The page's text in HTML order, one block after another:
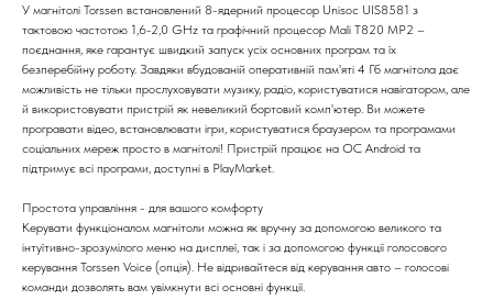
У магнітолі Torssen встановлений 8-ядерний процесор Unisoc UIS8581 з
тактовою частотою 1,6-2,0 GHz та графічний процесор Mali T820 MP2 –
поєднання, яке гарантує швидкий запуск усіх основних програм та їх
безперебійну роботу. Завдяки вбудованій оперативній пам'яті 4 Гб магнітола дає
можливість не тільки прослуховувати музику, радіо, користуватися навігатором, але
й використовувати пристрій як невеликий бортовий комп'ютер. Ви можете
програвати відео, встановлювати ігри, користуватися браузером та програмами
соціальних мереж просто в магнітолі! Пристрій працює на ОС Android та
підтримує всі програми, доступні в PlayMarket.
Простота управління - для вашого комфорту
Керувати функціоналом магнітоли можна як вручну за допомогою великого та
інтуїтивно-зрозумілого меню на дисплеї, так і за допомогою функції голосового
керування Torssen Voice (опція). Не відривайтеся від керування авто – голосові
команди дозволять вам увімкнути всі основні функції.